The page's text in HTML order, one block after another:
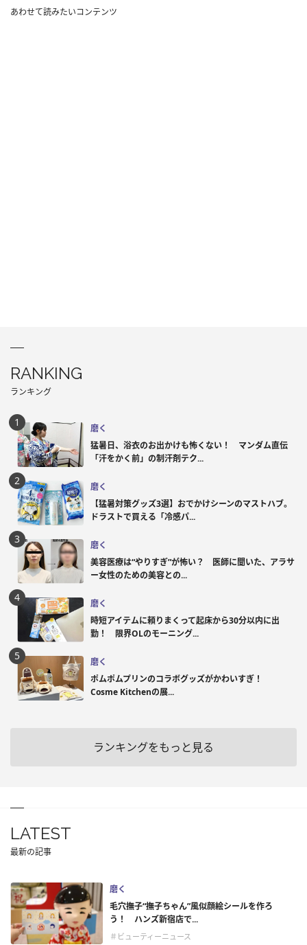
あわせて読みたいコンテンツ
RANKING
ランキング
磨く
猛暑日、浴衣のお出かけも怖くない！ マンダム直伝
「汗をかく前」の制汗剤テク...
磨く
【猛暑対策グッズ3選】おでかけシーンのマストハブ。
ドラストで買える「冷感パ...
磨く
美容医療は“やりすぎ”が怖い？ 医師に聞いた、アラサ
ー女性のための美容との...
磨く
時短アイテムに頼りまくって起床から30分以内に出
勤！ 限界OLのモーニング...
磨く
ポムポムプリンのコラボグッズがかわいすぎ！
Cosme Kitchenの展...
ランキングをもっと見る
LATEST
最新の記事
磨く
毛穴撫子“撫子ちゃん”風似顔絵シールを作ろ
う！ ハンズ新宿店で...
＃ビューティーニュース